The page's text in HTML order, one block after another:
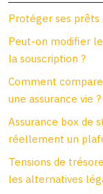
Protéger ses prêts
Peut-on modifier
la souscription ?
Comment
une assurance vie ?
Assurance box de
réellement un
Tensions de
les alternatives